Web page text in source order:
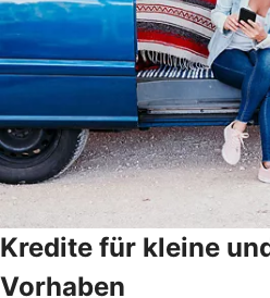
Kredite für kleine
Vorhaben